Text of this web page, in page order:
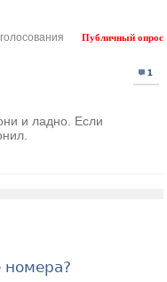
Публичный опрос
1
и ладно. Если
номера?